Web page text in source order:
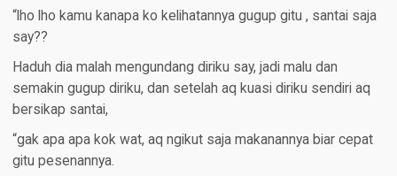
“lho lho kamu kanapa ko kelihatannya gugup gitu , santai saja
say??
Haduh dia malah mengundang diriku say, jadi malu dan
semakin gugup diriku, dan setelah aq kuasi diriku sendiri aq
bersikap santai,
“gak apa apa kok wat, aq ngikut saja makanannya biar cepat
gitu pesenannya.